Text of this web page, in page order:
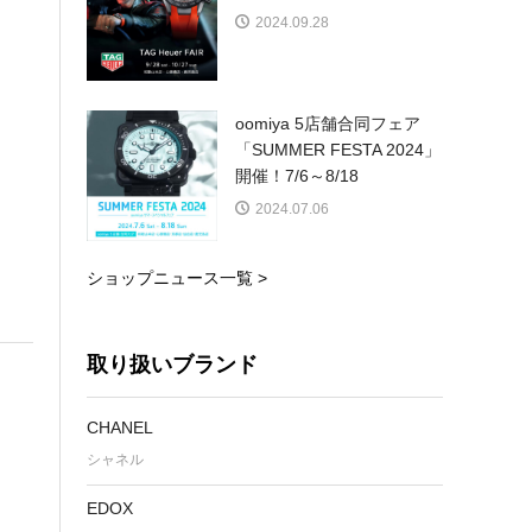
2024.09.28
oomiya 5店舗合同フェア
「SUMMER FESTA 2024」
開催！7/6～8/18
2024.07.06
ショップニュース一覧 >
取り扱いブランド
CHANEL
シャネル
EDOX